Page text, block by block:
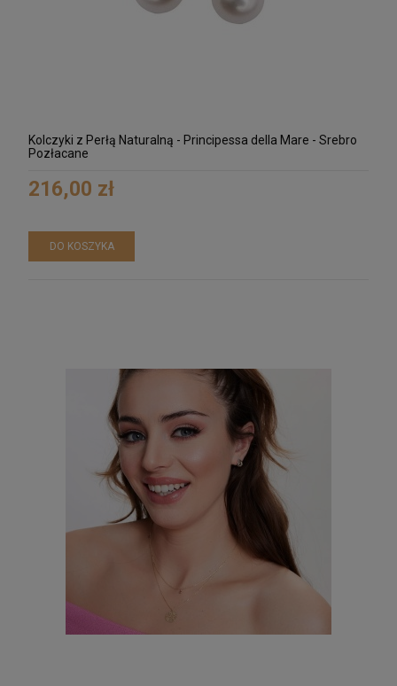
Męska bransoletka z czarnego onyksu i
Kolczyki z Perłą Naturalną - Principessa della Mare - Srebro
Pozłacane
216,00 zł
DO KOSZYKA